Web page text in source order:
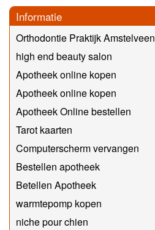
Informatie
Orthodontie Praktijk Amstelveen
high end beauty salon
Apotheek online kopen
Apotheek online kopen
Apotheek Online bestellen
Tarot kaarten
Computerscherm vervangen
Bestellen apotheek
Betellen Apotheek
warmtepomp kopen
niche pour chien